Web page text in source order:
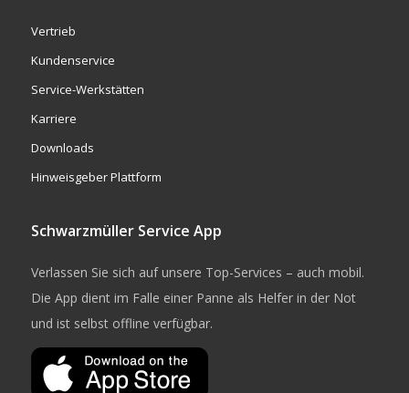
Vertrieb
Kundenservice
Service-Werkstätten
Karriere
Downloads
Hinweisgeber Plattform
Schwarzmüller Service App
Verlassen Sie sich auf unsere Top-Services – auch mobil.
Die App dient im Falle einer Panne als Helfer in der Not
und ist selbst offline verfügbar.